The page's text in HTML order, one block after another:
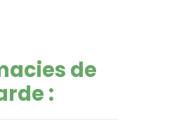
de
: